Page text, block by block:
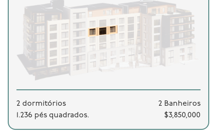
2 dormitórios
2 Banheiros
1.236 pés quadrados.
$3,850,000